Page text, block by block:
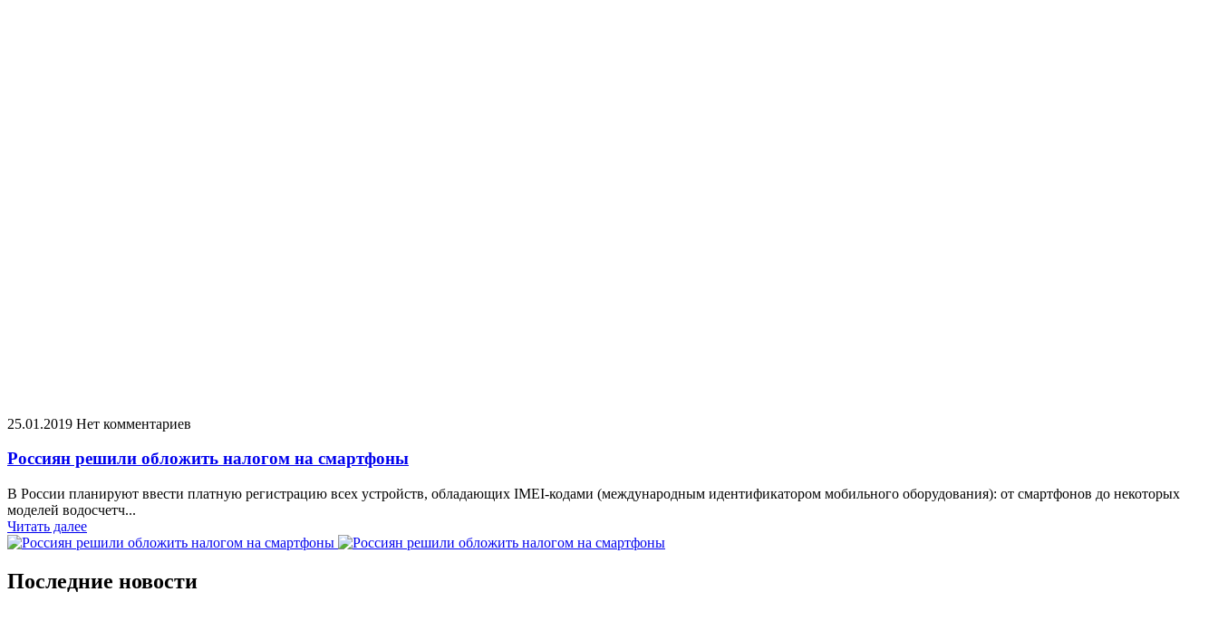
25.01.2019 Нет комментариев
Россиян решили обложить налогом на смартфоны
В России планируют ввести платную регистрацию всех устройств, обладающих IMEI-кодами (международным ​​идентификатором мобильного оборудования): от смартфонов до некоторых
моделей водосчетч...
Читать далее
Последние новости